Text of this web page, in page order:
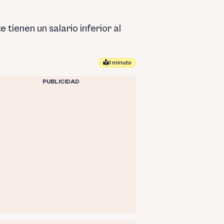
tienen un salario inferior al
1 minuto
PUBLICIDAD